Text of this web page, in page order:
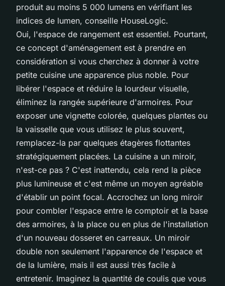
produit au moins 5 000 lumens en vérifiant les
indices de lumen, conseille HouseLogic.
Oui, l'espace de rangement est essentiel. Pourtant,
ce concept d'aménagement est à prendre en
considération si vous cherchez à donner à votre
petite cuisine une apparence plus noble. Pour
libérer l'espace et réduire la lourdeur visuelle,
éliminez la rangée supérieure d'armoires. Pour
exposer une vignette colorée, quelques plantes ou
la vaisselle que vous utilisez le plus souvent,
remplacez-la par quelques étagères flottantes
stratégiquement placées. La cuisine a un miroir,
n'est-ce pas ? C'est inattendu, cela rend la pièce
plus lumineuse et c'est même un moyen agréable
d'établir un point focal. Accrochez un long miroir
pour combler l'espace entre le comptoir et la base
des armoires, à la place ou en plus de l'installation
d'un nouveau dosseret en carreaux. Un miroir
double non seulement l'apparence de l'espace et
de la lumière, mais il est aussi très facile à
entretenir. Imaginez la quantité de coulis que vous